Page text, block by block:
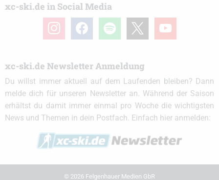
xc-ski.de in Social Media
instagramfacebook spotify youtube
xc-ski.de Newsletter Anmeldung
Du willst immer aktuell auf dem Laufenden bleiben? Dann
melde dich für unseren Newsletter an. Während der Saison
erhältst du damit immer einmal pro Woche die wichtigsten
News und Themen in dein Postfach. Einfach hier anmelden:
© 2026 Felgenhauer Medien GbR